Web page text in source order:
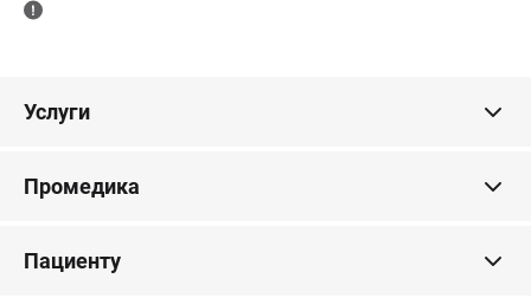
Услуги
Промедика
Пациенту